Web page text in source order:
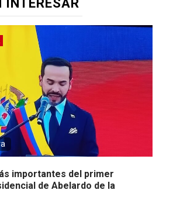
INTERESAR
importantes del primer
de Abelardo de la